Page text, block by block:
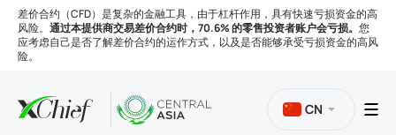
差价合约（CFD）是复杂的金融工具，由于杠杆作用，具有快速亏损资金的高
风险。 通过本提供商交易差价合约时，70.6% 的零售投资者账户会亏损。 您
应考虑自己是否了解差价合约的运作方式，以及是否能够承受亏损资金的高风
险。
CN